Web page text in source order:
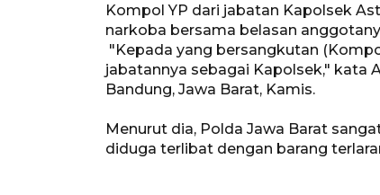
Kompol YP dari jabatan Kapolsek
narkoba bersama belasan
"Kepada yang bersangkutan
jabatannya sebagai Kapolsek," kata
Bandung, Jawa Barat, Kamis.
Menurut dia, Polda Jawa Barat
diduga terlibat dengan barang